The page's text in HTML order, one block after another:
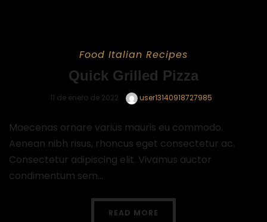
Food Italian Recipes
Quick Grilled Pizza
11 de enero de 2022 user13140918727985
Maecenas ornare varius mauris eu commodo.
Aenean nibh risus, rhoncus eget consectetur ac.
Consectetur adipiscing elit. Vivamus auctor
condimentum sem...
READ MORE